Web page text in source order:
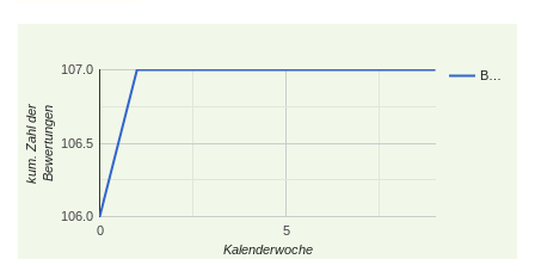
B…
0 5
106.0
106.5
107.0
Kalenderwoche
kum. Zahl derBewertungen